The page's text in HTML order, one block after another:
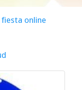
online